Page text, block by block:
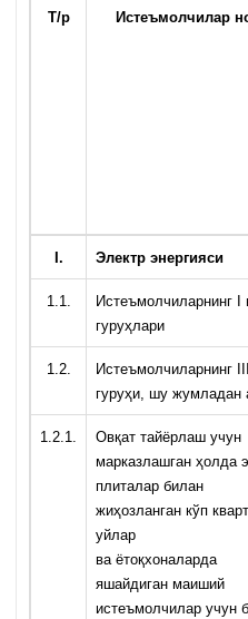
Т/р Истеъмолчилар
. Электр энергияси
1.1.
Истеъмолчиларнинг I
гуруҳлари
1.2.
Истеъмолчиларнинг III
гуруҳи, шу жумладан
1.2.1.
Овқат тайёрлаш учун
марказлашган ҳолда
плиталар билан
жиҳозланган кўп
уйлар
ва ётоқхоналарда
яшайдиган маиший
истеъмолчилар учун